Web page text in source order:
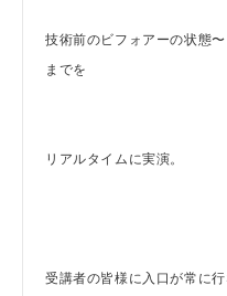
技術前のビフォアーの状態
までを
リアルタイムに実演。
受講者の皆様に入口が常に